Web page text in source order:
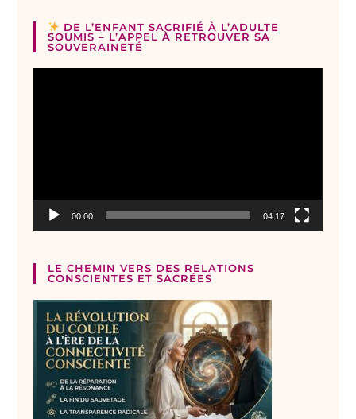
DE L’ENFANT SACRIFIÉ À L’ADULTE
SOUMIS – L’APPEL À RETROUVER SA
SOUVERAINETÉ
00:00 04:17
LE CHEMIN VERS DES RELATIONS
CONSCIENTES ET SACRÉES